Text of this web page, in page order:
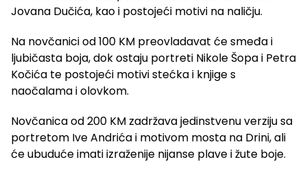
Jovana Dučića, kao i postojeći motivi na naličju.
Na novčanici od 100 KM preovladavat će smeđa i
ljubičasta boja, dok ostaju portreti Nikole Šopa i Petra
Kočića te postojeći motivi stećka i knjige s
naočalama i olovkom.
Novčanica od 200 KM zadržava jedinstvenu verziju sa
portretom Ive Andrića i motivom mosta na Drini, ali
će ubuduće imati izraženije nijanse plave i žute boje.